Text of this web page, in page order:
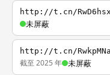
http://t.cn/RwD6hsx
未屏蔽
http://t.cn/RwkpMNa
截至 2025 年 未屏蔽